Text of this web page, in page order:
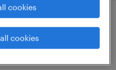
府）
cookies
cookies